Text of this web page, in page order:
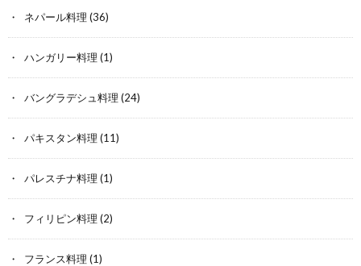
ネパール料理 (36)
ハンガリー料理 (1)
バングラデシュ料理 (24)
パキスタン料理 (11)
パレスチナ料理 (1)
フィリピン料理 (2)
フランス料理 (1)